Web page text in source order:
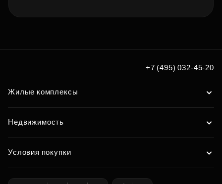
+7 (495) 032-45-20
Жилые комплексы
Недвижимость
Условия покупки